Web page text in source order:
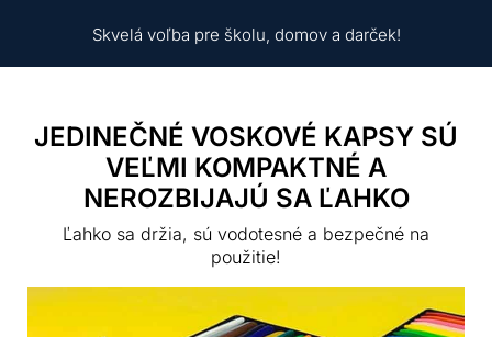
Skvelá voľba pre školu, domov a darček!
JEDINEČNÉ VOSKOVÉ KAPSY SÚ
VEĽMI KOMPAKTNÉ A
NEROZBIJAJÚ SA ĽAHKO
Ľahko sa držia, sú vodotesné a bezpečné na
použitie!